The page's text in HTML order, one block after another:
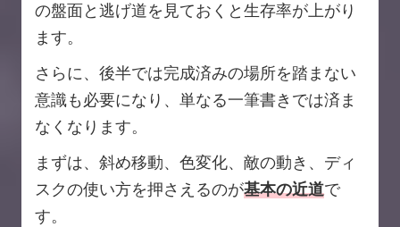
の盤面と逃げ道を見ておくと生存率が上がり
ます。
さらに、後半では完成済みの場所を踏まない
意識も必要になり、単なる一筆書きでは済ま
なくなります。
まずは、斜め移動、色変化、敵の動き、ディ
スクの使い方を押さえるのが基本の近道で
す。